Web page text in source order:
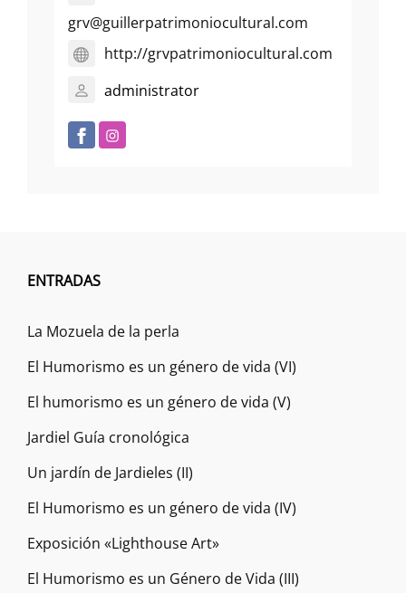
grv@guillerpatrimoniocultural.com
http://grvpatrimoniocultural.com
administrator
ENTRADAS
La Mozuela de la perla
El Humorismo es un género de vida (VI)
El humorismo es un género de vida (V)
Jardiel Guía cronológica
Un jardín de Jardieles (II)
El Humorismo es un género de vida (IV)
Exposición «Lighthouse Art»
El Humorismo es un Género de Vida (III)